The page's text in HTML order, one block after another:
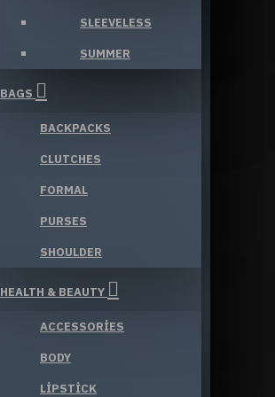
SLEEVELESS
SUMMER
BAGS
BACKPACKS
CLUTCHES
FORMAL
PURSES
SHOULDER
HEALTH & BEAUTY
ACCESSORIES
BODY
LIPSTICK